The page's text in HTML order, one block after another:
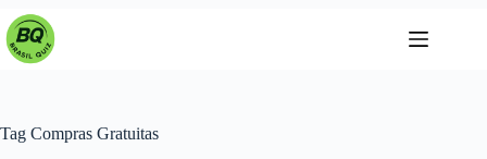
Pular
para
Tag Compras Gratuitas